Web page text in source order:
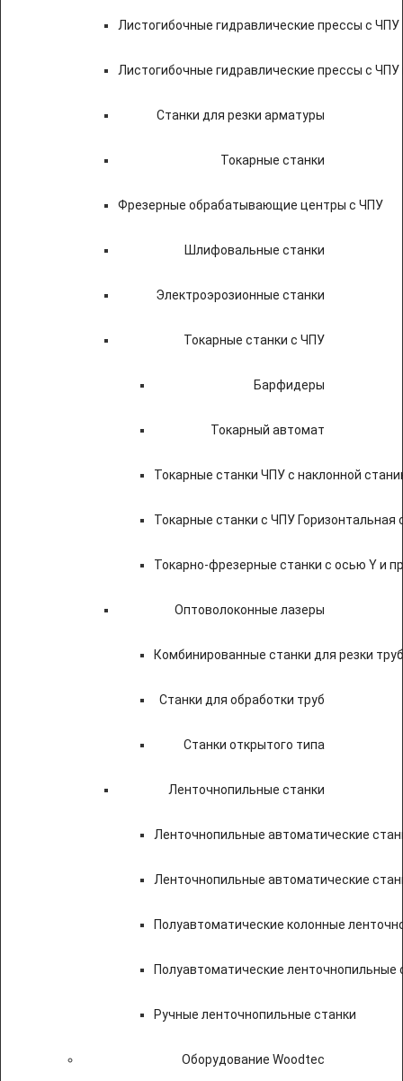
Листогибочные гидравлические прессы с ЧПУ
Листогибочные гидравлические прессы с
Станки для резки арматуры
Токарные станки
Фрезерные обрабатывающие центры с ЧПУ
Шлифовальные станки
Электроэрозионные станки
Токарные станки с ЧПУ
Барфидеры
Токарный автомат
Токарные станки ЧПУ c наклонной
Токарные станки с ЧПУ Горизонтальная
Токарно-фрезерные станки с осью Y и
Оптоволоконные лазеры
Комбинированные станки для резки
Станки для обработки труб
Станки открытого типа
Ленточнопильные станки
Ленточнопильные автоматические
Ленточнопильные автоматические
Полуавтоматические колонные
Полуавтоматические ленточнопильные
Ручные ленточнопильные станки
Оборудование Woodtec